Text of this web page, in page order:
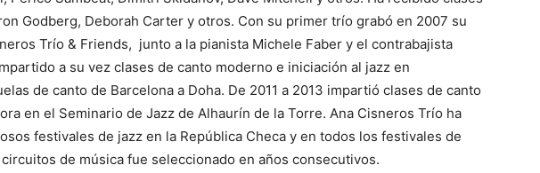
Godberg, Deborah Carter y otros. Con su primer trío grabó en 2007 su
Trío & Friends, junto a la pianista Michele Faber y el contrabajista
a su vez clases de canto moderno e iniciación al jazz en
de canto de Barcelona a Doha. De 2011 a 2013 impartió clases de canto
en el Seminario de Jazz de Alhaurín de la Torre. Ana Cisneros Trío ha
festivales de jazz en la República Checa y en todos los festivales de
de música fue seleccionado en años consecutivos.